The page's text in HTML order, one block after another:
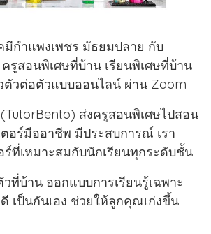
มีกำแพงเพชร มัธยมปลาย กับ
รูสอนพิเศษที่บ้าน เรียนพิเศษที่บ้าน
ตัวต่อตัวแบบออนไลน์ ผ่าน Zoom
ส่งครูสอนพิเศษไปสอน
อร์มืออาชีพ มีประสบการณ์ เรา
ร์ที่เหมาะสมกับนักเรียนทุกระดับชั้น
ที่บ้าน ออกแบบการเรียนรู้เฉพาะ
เป็นกันเอง ช่วยให้ลูกคุณเก่งขึ้น